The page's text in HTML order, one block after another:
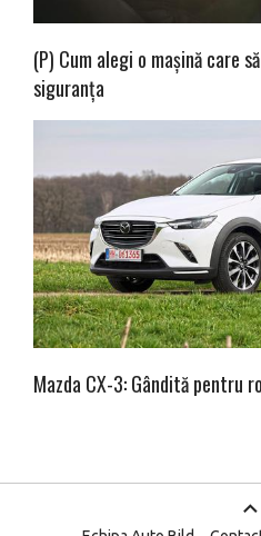
(P) Cum alegi o mașină care
siguranța
Mazda CX-3: Gândită pentru